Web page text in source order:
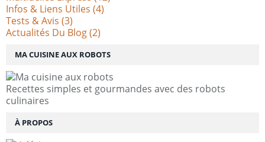
MA CUISINE AUX ROBOTS
Recettes simples et gourmandes avec des robots
culinaires
À PROPOS
Infos & Liens Utiles (4)
Tests & Avis (3)
Actualités Du Blog(2)